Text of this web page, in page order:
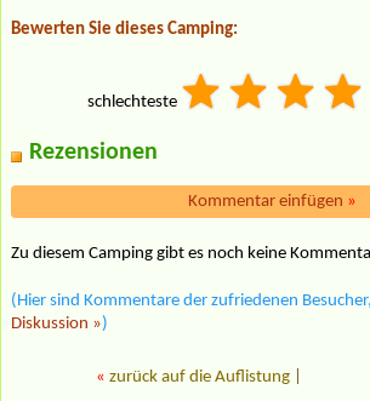
Bewerten Sie dieses Camping:
schlechteste
Rezensionen
Kommentar einfügen »
Zu diesem Camping gibt es noch keine
(Hier sind Kommentare der zufriedenen
Diskussion »)
« zurück auf die Auflistung